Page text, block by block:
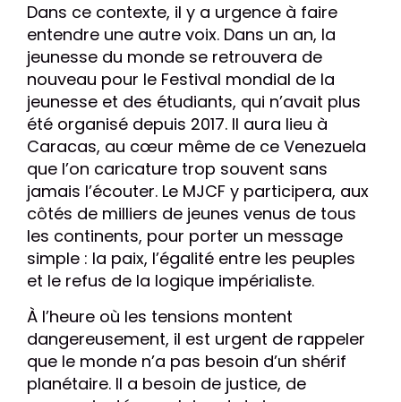
Dans ce contexte, il y a urgence à faire
entendre une autre voix. Dans un an, la
jeunesse du monde se retrouvera de
nouveau pour le Festival mondial de la
jeunesse et des étudiants, qui n’avait plus
été organisé depuis 2017. Il aura lieu à
Caracas, au cœur même de ce Venezuela
que l’on caricature trop souvent sans
jamais l’écouter. Le MJCF y participera, aux
côtés de milliers de jeunes venus de tous
les continents, pour porter un message
simple : la paix, l’égalité entre les peuples
et le refus de la logique impérialiste.
À l’heure où les tensions montent
dangereusement, il est urgent de rappeler
que le monde n’a pas besoin d’un shérif
planétaire. Il a besoin de justice, de